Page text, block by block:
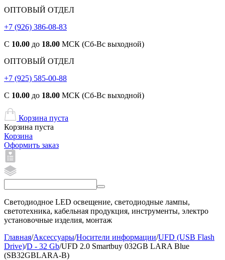
ОПТОВЫЙ ОТДЕЛ
+7 (926) 386-08-83
С 10.00 до 18.00 МСК (Сб-Вс выходной)
ОПТОВЫЙ ОТДЕЛ
+7 (925) 585-00-88
С 10.00 до 18.00 МСК (Сб-Вс выходной)
Корзина пуста
Корзина пуста
Корзина
Оформить заказ
Светодиодное LED освещение, светодиодные лампы,
светотехника, кабельная продукция, инструменты, электро
установочные изделия, монтаж
Главная/Аксессуары/Носители информации/UFD (USB Flash
Drive)/D - 32 Gb/UFD 2.0 Smartbuy 032GB LARA Blue
(SB32GBLARA-B)